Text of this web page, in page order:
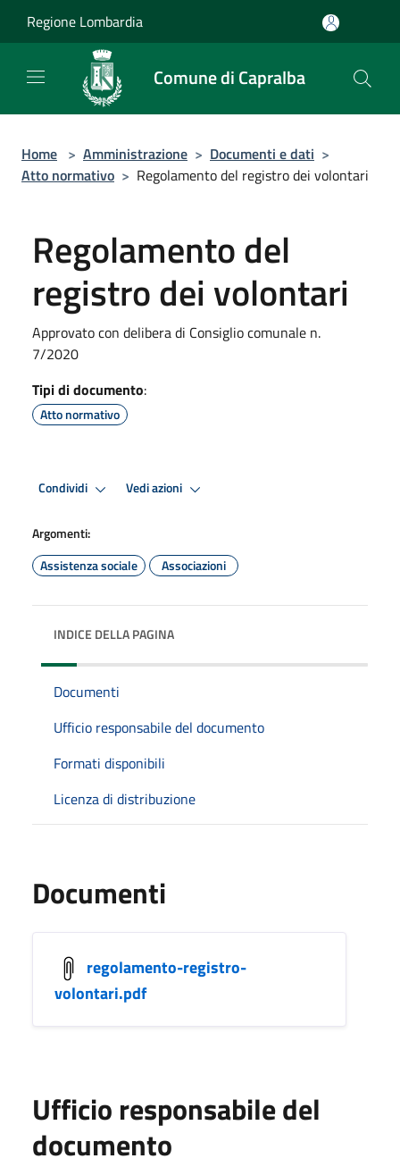
Regione Lombardia
Comune di Capralba
Home > Amministrazione > Documenti e dati >
Atto normativo > Regolamento del registro dei volontari
Regolamento del
registro dei volontari
Approvato con delibera di Consiglio comunale n.
7/2020
Tipi di documento:
Atto normativo
Condividi Vedi azioni
Argomenti:
Assistenza sociale
Associazioni
INDICE DELLA PAGINA
Documenti
Ufficio responsabile del documento
Formati disponibili
Licenza di distribuzione
Documenti
regolamento-registro-
volontari.pdf
Ufficio responsabile del
documento